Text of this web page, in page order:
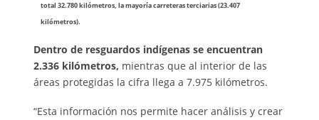
total 32.780 kilómetros, la mayoría carreteras terciarias (23.407
kilómetros).
Dentro de resguardos indígenas se encuentran
2.336 kilómetros, mientras que al interior de las
áreas protegidas la cifra llega a 7.975 kilómetros.
“Esta información nos permite hacer análisis y crear